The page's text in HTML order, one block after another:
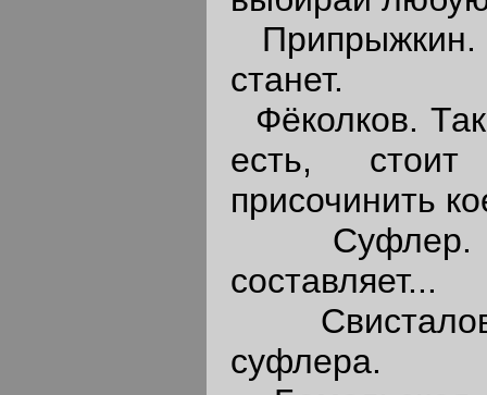
Припрыжкин.
станет.
Фёколков.
есть,
присочинить
Суфлер.
составляет...
суфлера.